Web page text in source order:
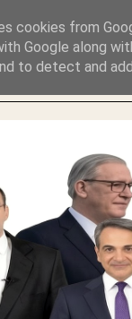
cookies from
Google along
to detect and